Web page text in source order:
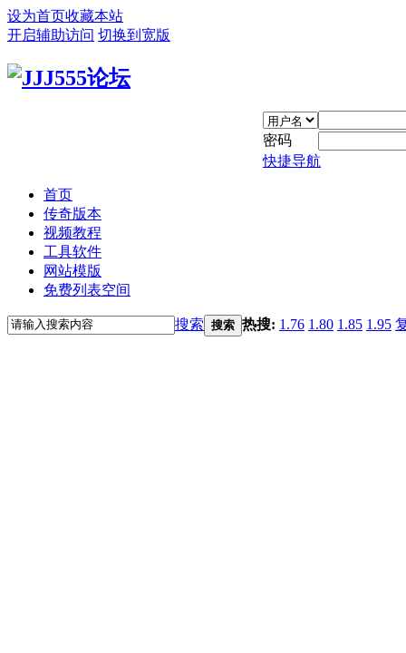
设为首页收藏本站
开启辅助访问 切换到宽版
密码
快捷导航
首页
传奇版本
视频教程
工具软件
网站模版
免费列表空间
搜索 搜索 热搜: 1.76 1.80 1.85 1.95